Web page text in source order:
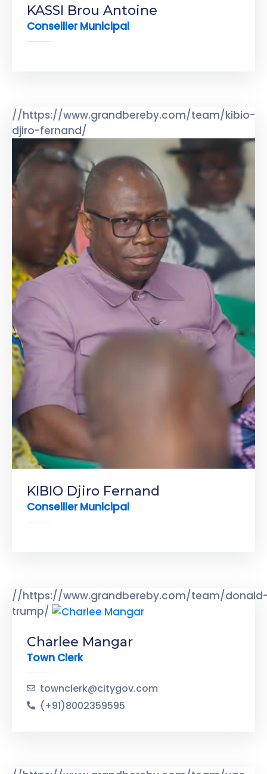
KASSI Brou Antoine
Conseiller Municipal
//https://www.grandbereby.com/team/kibio-
djiro-fernand/
KIBIO Djiro Fernand
Conseiller Municipal
//https://www.grandbereby.com/team/
trump/
Charlee Mangar
Town Clerk
townclerk@citygov.com
(+91)8002359595